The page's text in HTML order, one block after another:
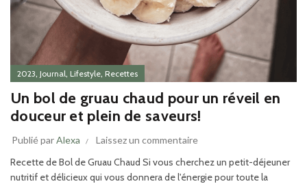
2023, Journal, Lifestyle, Recettes
Un bol de gruau chaud pour un réveil en
douceur et plein de saveurs!
Publié parAlexa Laissez un commentaire
Recette de Bol de Gruau Chaud Si vous cherchez un petit-déjeuner
nutritif et délicieux qui vous donnera de l'énergie pour toute la